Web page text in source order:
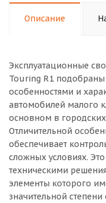
Описание
Эксплуатационные
Touring R1 подобраны
особенностями и
автомобилей малого
основном в городских
Отличительной
обеспечивает
сложных условиях.
техническими
элементы которого
значительной